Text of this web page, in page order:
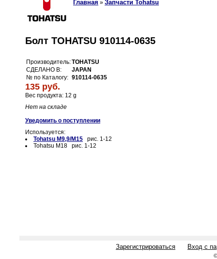
Главная » Запчасти Tohatsu
Болт TOHATSU 910114-0635
Производитель:TOHATSU
СДЕЛАНО В:
JAPAN
№ по Каталогу: 910114-0635
135 руб.
Вес продукта: 12 g
Нет на складе
Уведомить о поступлении
Используется:
Tohatsu M9,9/M15 рис. 1-12
Tohatsu M18 рис. 1-12
Зарегистрироваться Вход с